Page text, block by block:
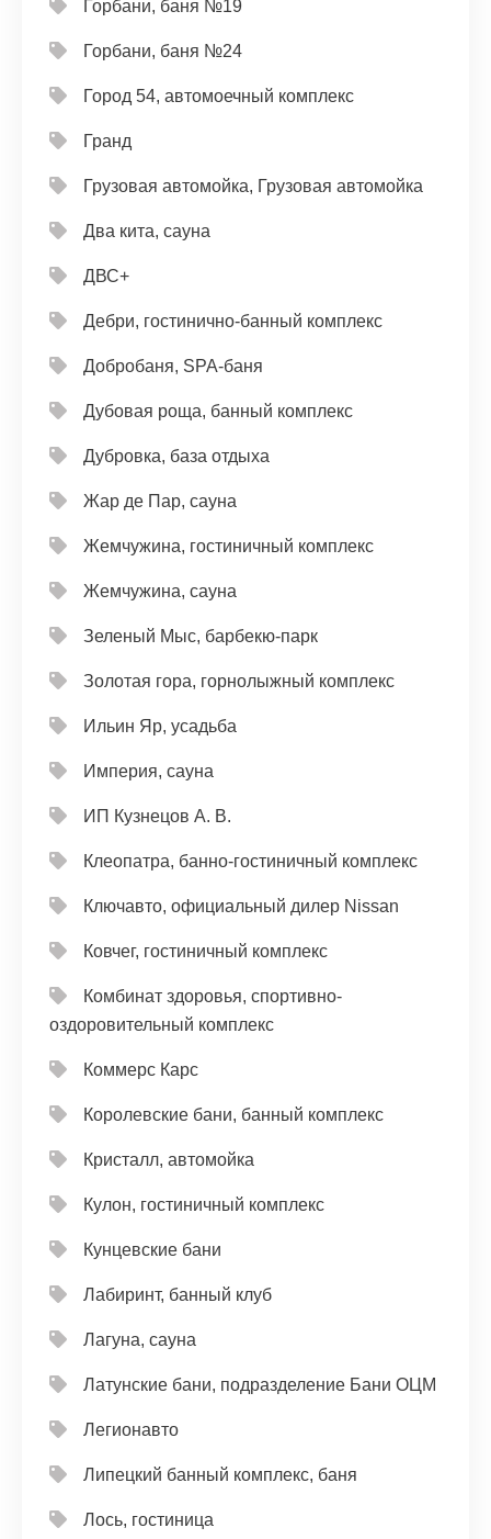
Горбани, баня №19
Горбани, баня №24
Город 54, автомоечный комплекс
Гранд
Грузовая автомойка, Грузовая автомойка
Два кита, сауна
ДВС+
Дебри, гостинично-банный комплекс
Добробаня, SPA-баня
Дубовая роща, банный комплекс
Дубровка, база отдыха
Жар де Пар, сауна
Жемчужина, гостиничный комплекс
Жемчужина, сауна
Зеленый Мыс, барбекю-парк
Золотая гора, горнолыжный комплекс
Ильин Яр, усадьба
Империя, сауна
ИП Кузнецов А. В.
Клеопатра, банно-гостиничный комплекс
Ключавто, официальный дилер Nissan
Ковчег, гостиничный комплекс
Комбинат здоровья, спортивно-
оздоровительный комплекс
Коммерс Карс
Королевские бани, банный комплекс
Кристалл, автомойка
Кулон, гостиничный комплекс
Кунцевские бани
Лабиринт, банный клуб
Лагуна, сауна
Латунские бани, подразделение Бани ОЦМ
Легионавто
Липецкий банный комплекс, баня
Лось, гостиница